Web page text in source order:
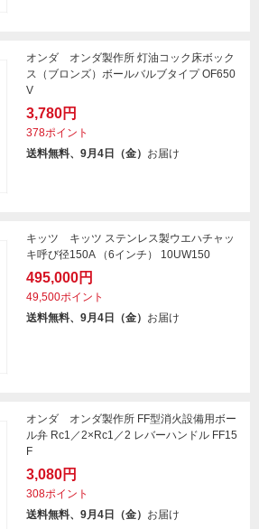
オンダ オンダ製作所 灯油コック床ボック
ス（ブロンズ）ボールバルブタイプ OF650
V
3,780円
378ポイント
送料無料、9月4日（金） お届け
キッツ キッツ ステンレス製ウエハチャッ
キ呼び径150A （6インチ） 10UW150
495,000円
49,500ポイント
送料無料、9月4日（金） お届け
オンダ オンダ製作所 FF型消火設備用ボー
ル弁 Rc1／2×Rc1／2 レバーハンドル FF15
F
3,080円
308ポイント
送料無料、9月4日（金） お届け